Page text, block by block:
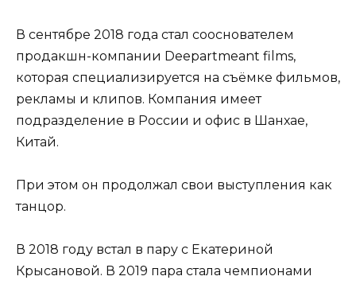
В сентябре 2018 года стал сооснователем
продакшн-компании Deepartmeant films,
которая специализируется на съёмке фильмов,
рекламы и клипов. Компания имеет
подразделение в России и офис в Шанхае,
Китай.
При этом он продолжал свои выступления как
танцор.
В 2018 году встал в пару с Екатериной
Крысановой. В 2019 пара стала чемпионами